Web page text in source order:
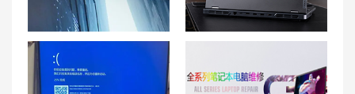
联想Y900p摄像头无法打开及更换前置摄像头方法 联想拯救者 Y9000P笔记本无线网络连接问题解决